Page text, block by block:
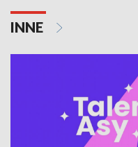
INNE